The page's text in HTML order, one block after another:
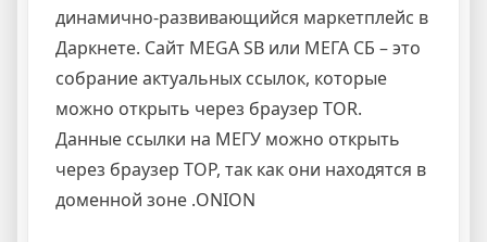
динамично-развивающийся маркетплейс в
Даркнете. Сайт MEGA SB или МЕГА СБ – это
собрание актуальных ссылок, которые
можно открыть через браузер TOR.
Данные ссылки на МЕГУ можно открыть
через браузер ТОР, так как они находятся в
доменной зоне .ONION